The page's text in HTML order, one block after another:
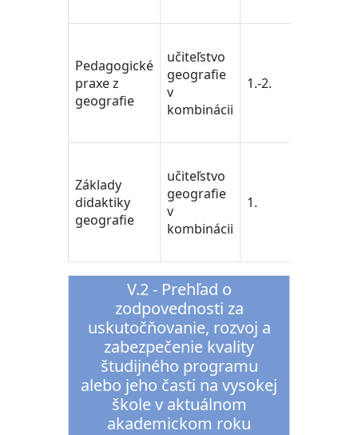
Pedagogické
praxe z
geografie
učiteľstvo
geografie
v
kombinácii
1.-2.
Základy
didaktiky
geografie
učiteľstvo
geografie
v
kombinácii
1.
V.2 - Prehľad o
zodpovednosti za
uskutočňovanie, rozvoj a
zabezpečenie kvality
študijného programu
alebo jeho časti na vysokej
škole v aktuálnom
akademickom roku